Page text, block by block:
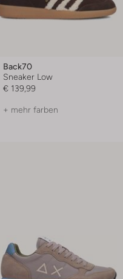
Back70
Sneaker Low
€ 139,99
+ mehr farben